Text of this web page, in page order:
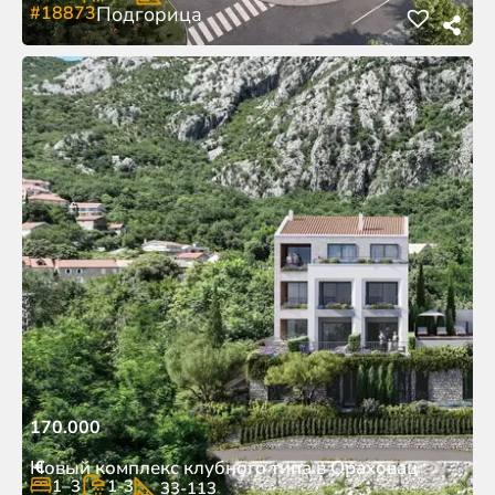
#18873Подгорица
170.000
€
Новый комплекс клубного типа в Ораховац
1–3 1-3 33-113